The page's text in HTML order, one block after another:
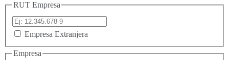
RUT Empresa
Empresa Extranjera
Empresa